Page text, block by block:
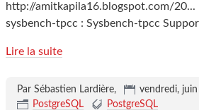
http://amitkapila16.blogspot.com/20...
sysbench-tpcc : Sysbench-tpcc
Lire la suite
Par Sébastien Lardière, vendredi,
PostgreSQL
PostgreSQL